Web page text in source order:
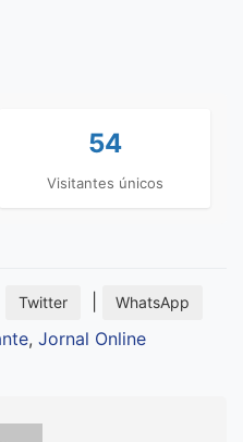
54
Visitantes únicos
Twitter WhatsApp
, Jornal Online